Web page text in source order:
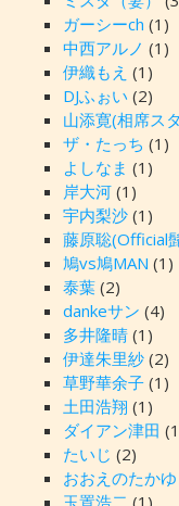
ガーシーch (1)
中西アルノ (1)
伊織もえ (1)
DJふぉい (2)
山添寛(相席ス
ザ・たっち (1)
よしなま (1)
岸大河(1)
宇内梨沙(1)
藤原聡(Official
鳩vs鳩MAN (1)
泰葉(2)
dankeサン (4)
多井隆晴(1)
伊達朱里紗(2)
草野華余子(1)
土田浩翔 (1)
ダイアン津田
たいじ (2)
おおえのたかゆ